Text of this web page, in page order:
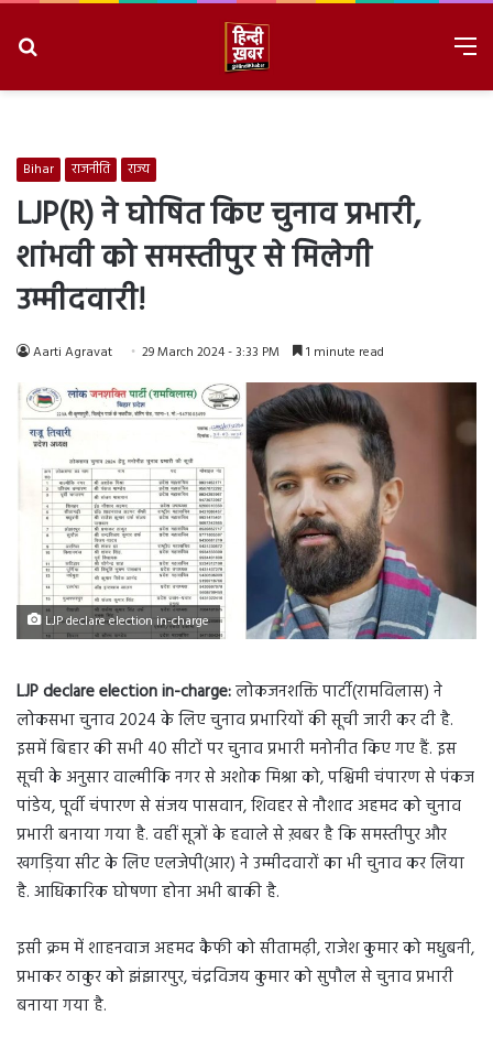
Bihar राजनीति राज्य
LJP(R) ने घोषित किए चुनाव प्रभारी,
शांभवी को समस्तीपुर से मिलेगी
उम्मीदवारी!
Aarti Agravat 29 March 2024 - 3:33 PM 1 minute read
LJP declare election in-charge
LJP declare election in-charge:लोकजनशक्ति पार्टी(रामविलास) ने
लोकसभा चुनाव 2024 के लिए चुनाव प्रभारियों की सूची जारी कर दी है.
इसमें बिहार की सभी 40 सीटों पर चुनाव प्रभारी मनोनीत किए गए हैं. इस
सूची के अनुसार वाल्मीकि नगर से अशोक मिश्रा को, पश्चिमी चंपारण से पंकज
पांडेय, पूर्वी चंपारण से संजय पासवान, शिवहर से नौशाद अहमद को चुनाव
प्रभारी बनाया गया है. वहीं सूत्रों के हवाले से ख़बर है कि समस्तीपुर और
खगड़िया सीट के लिए एलजेपी(आर) ने उम्मीदवारों का भी चुनाव कर लिया
है. आधिकारिक घोषणा होना अभी बाकी है.
इसी क्रम में शाहनवाज अहमद कैफी को सीतामढ़ी, राजेश कुमार को मधुबनी,
प्रभाकर ठाकुर को झंझारपुर, चंद्रविजय कुमार को सुपौल से चुनाव प्रभारी
बनाया गया है.